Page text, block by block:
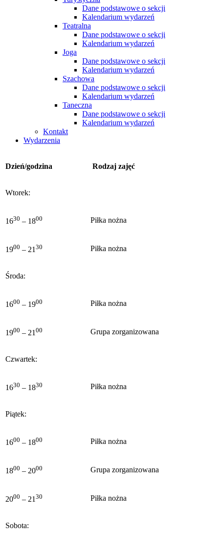
Dane podstawowe o sekcji
Kalendarium wydarzeń
Teatralna
Dane podstawowe o sekcji
Kalendarium wydarzeń
Joga
Dane podstawowe o sekcji
Kalendarium wydarzeń
Szachowa
Dane podstawowe o sekcji
Kalendarium wydarzeń
Taneczna
Dane podstawowe o sekcji
Kalendarium wydarzeń
Kontakt
Wydarzenia
Dzień/godzina Rodzaj zajęć
Wtorek:
1630 – 1800 Piłka nożna
1900 – 21 30 Piłka nożna
Środa:
1600 – 1900 Piłka nożna
1900 – 21 00 Grupa zorganizowana
Czwartek:
1630 – 1830 Piłka nożna
Piątek:
1600 – 1800 Piłka nożna
1800 – 2000 Grupa zorganizowana
2000 – 21 30 Piłka nożna
Sobota: